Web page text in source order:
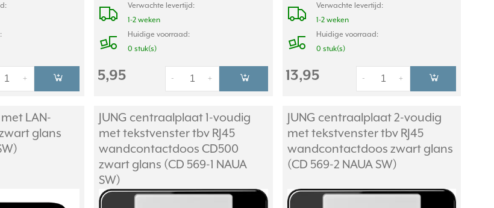
+
Verwachte levertijd:
1-2 weken
Huidige voorraad:
0 stuk(s)
5,95 +
-
Verwachte levertijd:
1-2 weken
Huidige voorraad:
0 stuk(s)
13,95 +
-
LAN-
glans
JUNG centraalplaat 1-voudig
met tekstvenster tbv RJ45
wandcontactdoos CD500
zwart glans (CD 569-1 NAUA
SW)
JUNG centraalplaat 2-voudig
met tekstvenster tbv RJ45
wandcontactdoos zwart glans
(CD 569-2 NAUA SW)